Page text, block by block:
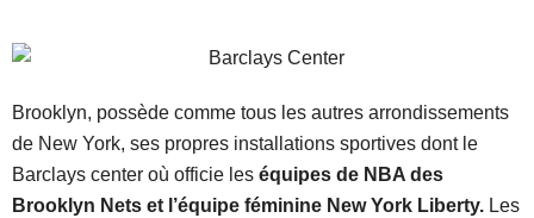
Brooklyn, possède comme tous les autres arrondissements
de New York, ses propres installations sportives dont le
Barclays center où officie les équipes de NBA des
Brooklyn Nets et l’équipe féminine New York Liberty. Les